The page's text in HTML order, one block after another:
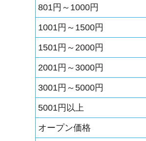
801円～1000円
1001円～1500円
1501円～2000円
2001円～3000円
3001円～5000円
5001円以上
オープン価格